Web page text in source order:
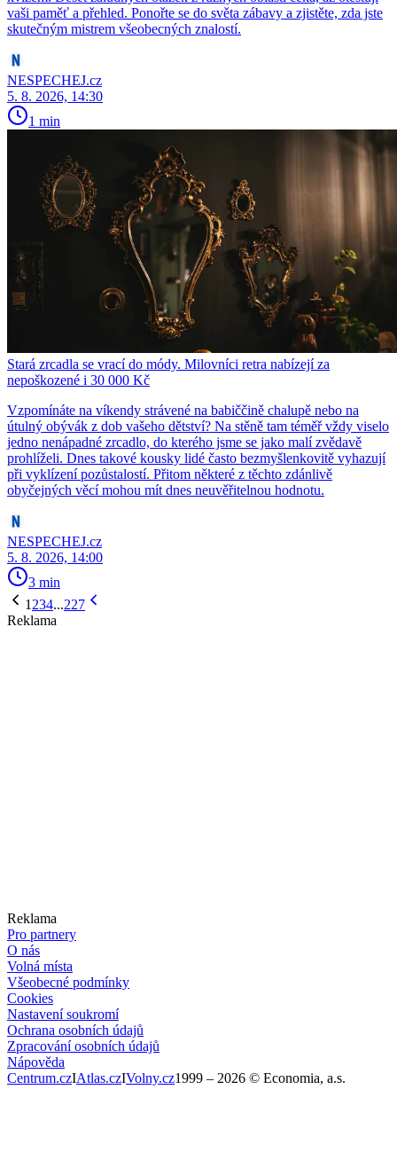
vaši paměť a přehled. Ponořte se do světa zábavy a zjistěte, zda jste
skutečným mistrem všeobecných znalostí.
NESPECHEJ.cz
5. 8. 2026, 14:30
1 min
Stará zrcadla se vrací do módy. Milovníci retra nabízejí za
nepoškozené i 30 000 Kč
Vzpomínáte na víkendy strávené na babiččině chalupě nebo na
útulný obývák z dob vašeho dětství? Na stěně tam téměř vždy viselo
jedno nenápadné zrcadlo, do kterého jsme se jako malí zvědavě
prohlíželi. Dnes takové kousky lidé často bezmyšlenkovitě vyhazují
při vyklízení pozůstalostí. Přitom některé z těchto zdánlivě
obyčejných věcí mohou mít dnes neuvěřitelnou hodnotu.
NESPECHEJ.cz
5. 8. 2026, 14:00
3 min
1 234...227
Reklama
Reklama
Pro partnery
O nás
Volná místa
Všeobecné podmínky
Cookies
Nastavení soukromí
Ochrana osobních údajů
Zpracování osobních údajů
Nápověda
Centrum.czIAtlas.czIVolny.cz1999 – 2026 © Economia, a.s.